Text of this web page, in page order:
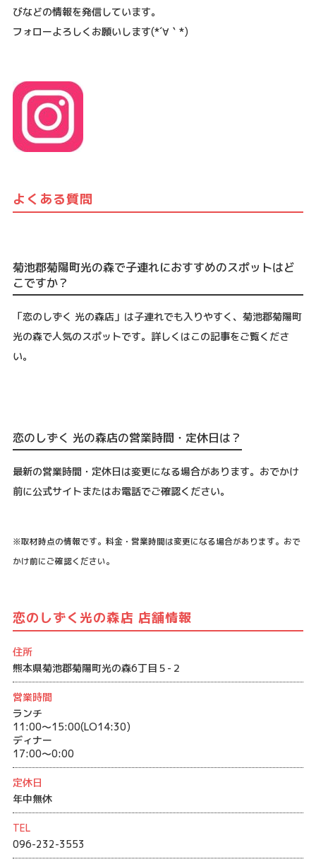
びなどの情報を発信しています。
フォローよろしくお願いします(*´∀｀ *)
よくある質問
菊池郡菊陽町光の森で子連れにおすすめのスポットはど
こですか？
「恋のしずく 光の森店」は子連れでも入りやすく、菊池郡菊陽町
光の森で人気のスポットです。詳しくはこの記事をご覧くださ
い。
恋のしずく 光の森店の営業時間・定休日は？
最新の営業時間・定休日は変更になる場合があります。おでかけ
前に公式サイトまたはお電話でご確認ください。
※取材時点の情報です。料金・営業時間は変更になる場合があります。おで
かけ前にご確認ください。
恋のしずく光の森店 店舗情報
住所
熊本県菊池郡菊陽町光の森6丁目５-２
営業時間
ランチ
11:00～15:00(LO14:30)
ディナー
17:00～0:00
定休日
年中無休
TEL
096-232-3553